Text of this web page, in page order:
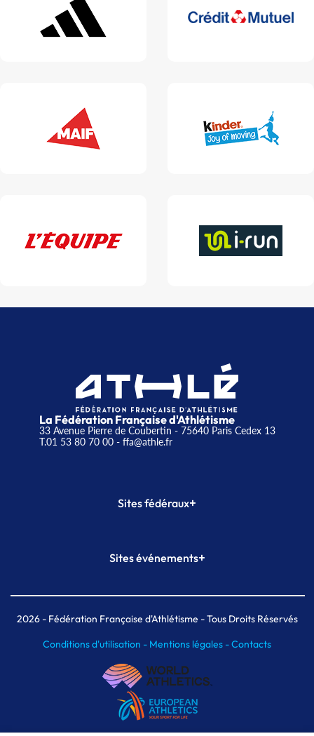
La Fédération Française d'Athlétisme
33 Avenue Pierre de Coubertin - 75640 Paris Cedex 13
T.01 53 80 70 00- ffa@athle.fr
Sites fédéraux+
Plateforme Formation
Sites événements+
Meeting de Paris indoor
MAIF Ekiden de Paris
2026- Fédération Française d'Athlétisme - Tous Droits Réservés
Conditions d'utilisation - Mentions légales -Contacts